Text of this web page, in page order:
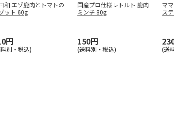
和 エゾ鹿肉とトマトの
ット 60g
円
別・税込)
国産プロ仕様レトルト 鹿肉
ミンチ 80g
150円
(送料別・税込)
ママラブパ
スティック
230円
(送料別・税